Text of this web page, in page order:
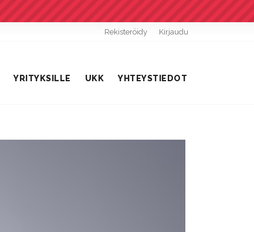
Rekisteröidy Kirjaudu
YHTEYSTIEDOT
UKK
YRITYKSILLE